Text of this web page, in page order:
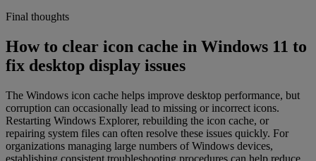
Final thoughts
How to clear icon cache in Windows 11 to
fix desktop display issues
The Windows icon cache helps improve desktop performance, but
corruption can occasionally lead to missing or incorrect icons.
Restarting Windows Explorer, rebuilding the icon cache, or
repairing system files can often resolve these issues quickly. For
organizations managing large numbers of Windows devices,
establishing consistent troubleshooting procedures can help reduce